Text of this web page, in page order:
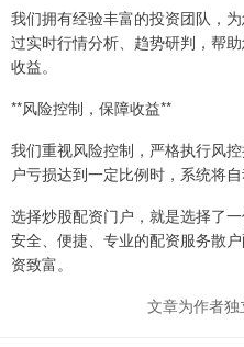
我们拥有经验丰富的投资团队，
过实时行情分析、趋势研判，帮
收益。
**风险控制，保障收益**
我们重视风险控制，严格执行风
户亏损达到一定比例时，系统将
选择炒股配资门户，就是选择了
安全、便捷、专业的配资服务散
资致富。
文章为作者